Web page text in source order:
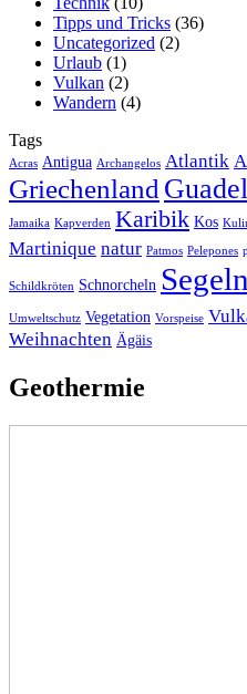
Tipps und Tricks (36)
Uncategorized (2)
Urlaub (1)
Vulkan (2)
Wandern (4)
Tags
Acras Antigua Archangelos Atlantik
Griechenland
Jamaika Kapverden Karibik Kos
Martinique natur Patmos Pelepones
Schildkröten Schnorcheln Segeln
Umweltschutz Vegetation Vorspeise
Weihnachten Ägäis
Geothermie